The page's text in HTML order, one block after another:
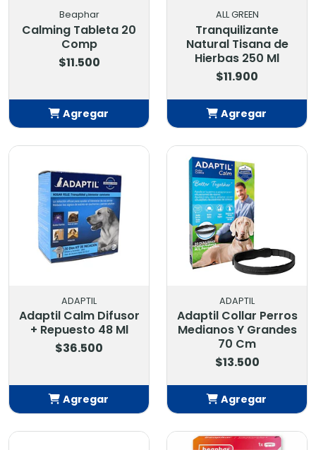
Beaphar
Calming Tableta 20
Comp
$11.500
Agregar
ALL GREEN
Tranquilizante
Natural Tisana de
Hierbas 250 Ml
$11.900
Agregar
ADAPTIL
Adaptil Calm Difusor
+ Repuesto 48 Ml
$36.500
Agregar
Añadido
ADAPTIL
Adaptil Collar Perros
Medianos Y Grandes
70 Cm
$13.500
Agregar
Añadido